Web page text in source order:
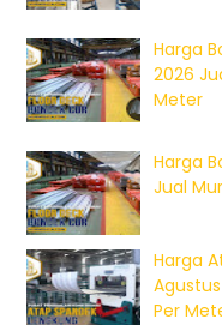
Harga
2026
Meter
Harga
Jual
Harga
Per